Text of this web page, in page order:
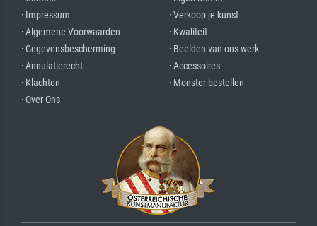
· Impressum
· Algemene Voorwaarden
· Gegevensbescherming
· Annulatierecht
· Klachten
· Over Ons
· Verkoop je kunst
· Kwaliteit
· Beelden van ons werk
· Accessoires
· Monster bestellen